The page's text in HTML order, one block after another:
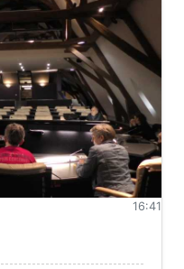
16:41